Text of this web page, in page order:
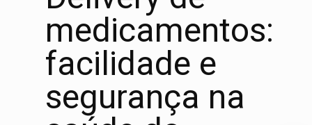
medicamentos:
facilidade e
segurança na